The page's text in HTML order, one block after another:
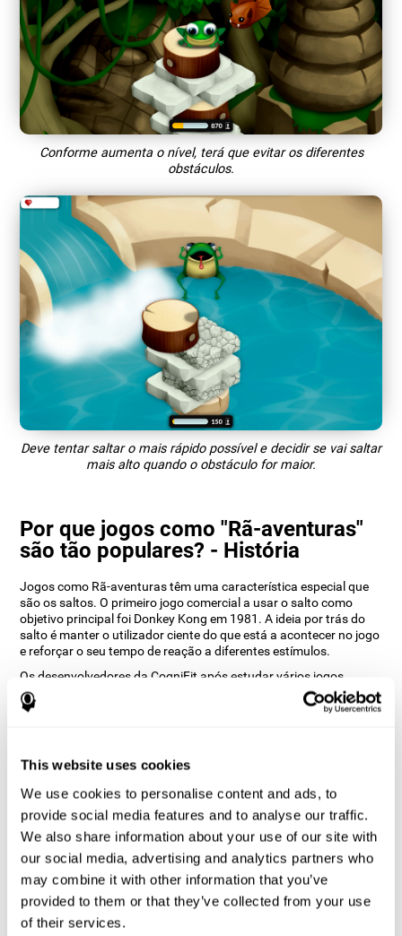
This website uses cookies
We use cookies to personalise content and ads, to
provide social media features and to analyse our traffic.
We also share information about your use of our site with
our social media, advertising and analytics partners who
may combine it with other information that you’ve
provided to them or that they’ve collected from your use
of their services.
Conforme aumenta o nível, terá que evitar os diferentes
obstáculos.
Deve tentar saltar o mais rápido possível e decidir se vai saltar
mais alto quando o obstáculo for maior.
Por que jogos como "Rã-aventuras"
são tão populares? - História
Jogos como Rã-aventuras têm uma característica especial que
são os saltos. O primeiro jogo comercial a usar o salto como
objetivo principal foi Donkey Kong em 1981. A ideia por trás do
salto é manter o utilizador ciente do que está a acontecer no jogo
e reforçar o seu tempo de reação a diferentes estímulos.
Os desenvolvedores da CogniFit após estudar vários jogos
conseguiram desenvolver Rã-aventuras incorporando elementos
de velocidade, saltos duplos e obstáculos para que suas
Como o jogo de cérebro “Rã-
aventuras ” melhora as minhas
habilidades cognitivas?
Jogar jogos como o Rã-aventuras da CogniFit estimula um
padrão específico de activação neural.
O estímulo consistente das nossas habilidades pode ajudar a
criar novas sinapses, à medida que os circuitos neuronais
reorganizam e melhoram as funções cognitivas. O jogo Rã-
aventuras procura estimular habilidades relacionadas à